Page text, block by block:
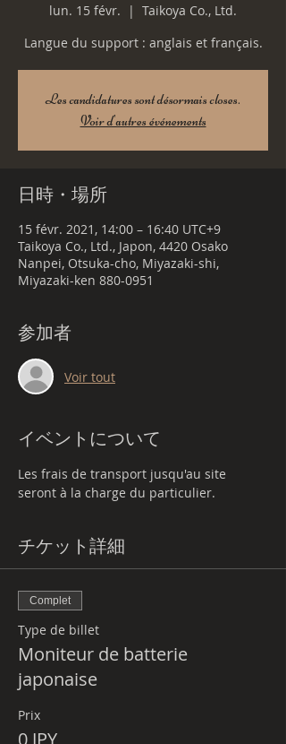
lun. 15 févr.
  |
Taikoya Co., Ltd.
Langue du support : anglais et français.
Les candidatures sont désormais closes.
Voir d'autres événements
日時・場所
15 févr. 2021, 14:00 – 16:40 UTC+9
Taikoya Co., Ltd., Japon, 4420 Osako
Nanpei, Otsuka-cho, Miyazaki-shi,
Miyazaki-ken 880-0951
参加者
Voir tout
イベントについて
Les frais de transport jusqu'au site
seront à la charge du particulier.
チケット詳細
Complet
Type de billet
Moniteur de batterie
japonaise
Prix
0 JPY